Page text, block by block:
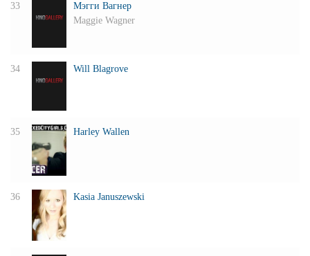
33
Мэгги Вагнер
Maggie Wagner
34 Will Blagrove
35 Harley Wallen
36 Kasia Januszewski